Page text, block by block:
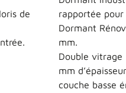
de
rapportée
Dormant
mm.
Double
mm
couche basse